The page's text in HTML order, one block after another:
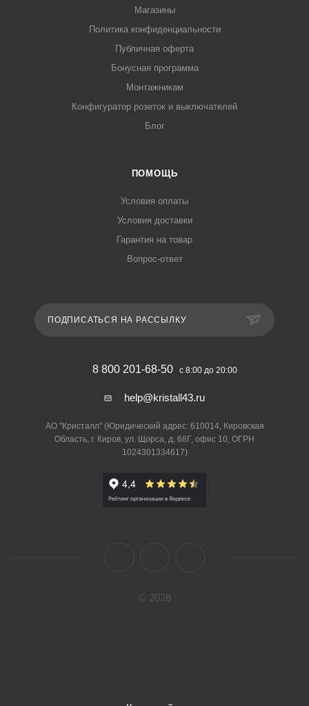
Магазины
Политика конфиденциальности
Публичная оферта
Бонусная программа
Монтажникам
Конфигуратор розеток и выключателей
Блог
ПОМОЩЬ
Условия оплаты
Условия доставки
Гарантия на товар
Вопрос-ответ
ПОДПИСАТЬСЯ НА РАССЫЛКУ
8 800 201-68-50 с 8:00 до 20:00
help@kristall43.ru
АО "Кристалл" (Юридический адрес: 610014, Кировская
Область, г. Киров, ул. Щорса, д. 68Г, офис 10, ОГРН
1024301334617)
© 2026